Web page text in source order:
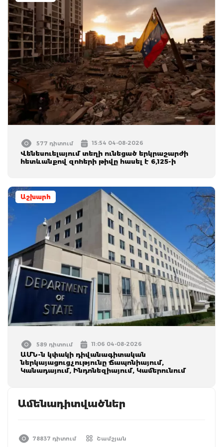
577 դիտում 15:54 04-08-2026
Վենեսուելայում տեղի ունեցած երկրաշարժի
հետևանքով զnhերի թիվը հասել է 6,125-ի
Աշխարհ
589 դիտում 11:06 04-08-2026
ԱՄՆ-ն կփակի դիվանագիտական
ներկայացուցչությունը Ճապոնիայում,
Կանադայում, Ինդոնեզիայում, Կամերունում
Ամենադիտվածներ
78837 դիտում Շամշյան